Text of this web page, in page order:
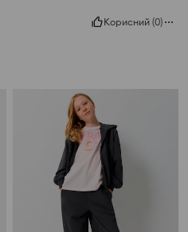
Корисний (0)